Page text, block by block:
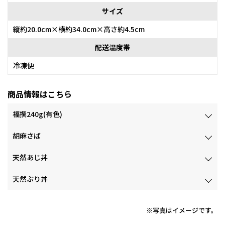
サイズ
縦約20.0cm×横約34.0cm×高さ約4.5cm
配送温度帯
冷凍便
商品情報はこちら
福撰240g(有色)
胡麻さば
天然あじ丼
天然ぶり丼
※写真はイメージです。